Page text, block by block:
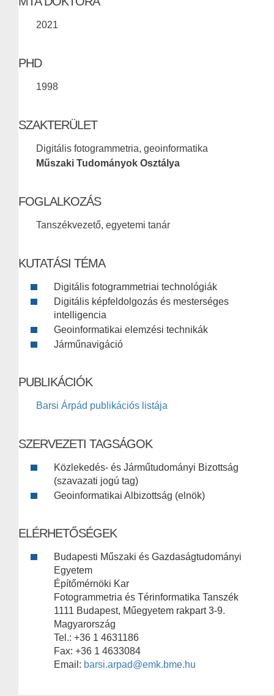
2021
PHD
1998
SZAKTERÜLET
Digitális fotogrammetria, geoinformatika
Műszaki Tudományok Osztálya
FOGLALKOZÁS
Tanszékvezető, egyetemi tanár
KUTATÁSI TÉMA
Digitális fotogrammetriai technológiák
Digitális képfeldolgozás és mesterséges
intelligencia
Geoinformatikai elemzési technikák
Járműnavigáció
PUBLIKÁCIÓK
Barsi Árpád publikációs listája
SZERVEZETI TAGSÁGOK
Közlekedés- és Járműtudományi Bizottság
(szavazati jogú tag)
Geoinformatikai Albizottság (elnök)
ELÉRHETŐSÉGEK
Budapesti Műszaki és Gazdaságtudományi
Egyetem
Építőmérnöki Kar
Fotogrammetria és Térinformatika Tanszék
1111 Budapest, Műegyetem rakpart 3-9.
Magyarország
Tel.: +36 1 4631186
Fax: +36 1 4633084
Email: barsi.arpad@emk.bme.hu